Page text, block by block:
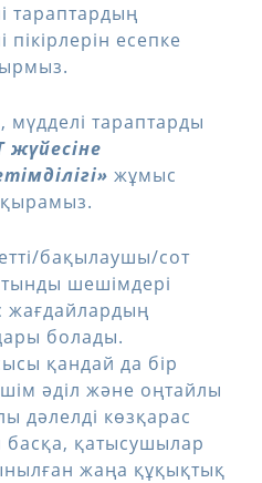
тараптардың
есепке
тараптарды
жүйесіне
жұмыс
бақылаушы/сот
шешімдері
жағдайлардың
болады.
қандай да бір
әділ және оңтайлы
дәлелді көзқарас
басқа, қатысушылар
жаңа құқықтық